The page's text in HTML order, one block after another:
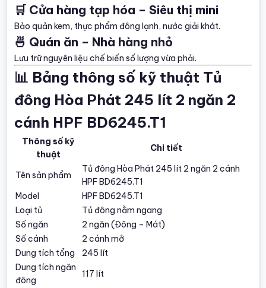
🛒 Cửa hàng tạp hóa – Siêu thị mini
Bảo quản kem, thực phẩm đông lạnh, nước giải khát.
🍜 Quán ăn – Nhà hàng nhỏ
Lưu trữ nguyên liệu chế biến số lượng vừa phải.
📊 Bảng thông số kỹ thuật Tủ
đông Hòa Phát 245 lít 2 ngăn 2
cánh HPF BD6245.T1
Thông số kỹ
thuật
Chi tiết
Tên sản phẩm
Tủ đông Hòa Phát 245 lít 2 ngăn 2 cánh
HPF BD6245.T1
Model
HPF BD6245.T1
Loại tủ
Tủ đông nằm ngang
Số ngăn
2 ngăn (Đông – Mát)
Số cánh
2 cánh mở
Dung tích tổng
245 lít
Dung tích ngăn
đông
117 lít